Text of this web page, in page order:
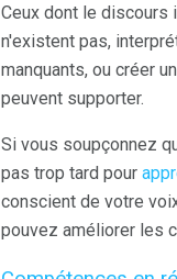
Ceux dont le discours
n'existent pas,
manquants, ou créer
peuvent supporter.
Si vous soupçonnez
pas trop tard pour
conscient de votre
pouvez améliorer les